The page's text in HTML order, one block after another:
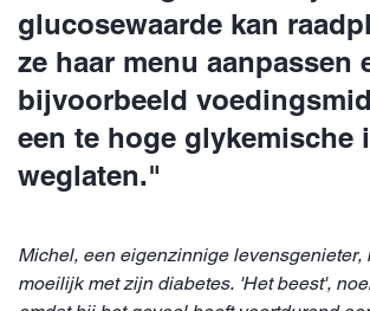
glucosewaarde kan
ze haar menu aanpassen
bijvoorbeeld
een te hoge glykemische
weglaten."
Michel, een eigenzinnige levensgenieter,
moeilijk met zijn diabetes. 'Het beest',